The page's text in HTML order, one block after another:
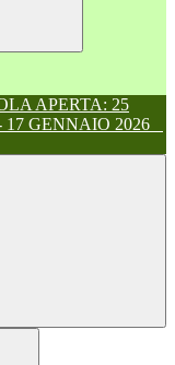
APERTA: 25
17 GENNAIO 2026